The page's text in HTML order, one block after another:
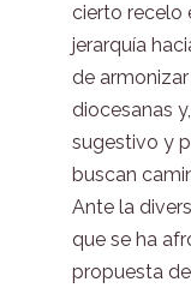
cierto recelo
jerarquía
de
diocesanas
sugestivo y
buscan
Ante la
que se ha
propuesta